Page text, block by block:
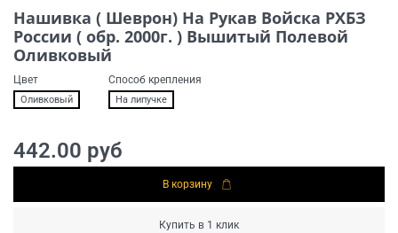
Нашивка ( Шеврон) На Рукав Войска РХБЗ
России ( обр. 2000г. ) Вышитый Полевой
Оливковый
Цвет
Оливковый
Способ крепления
На липучке
442.00 руб
В корзину
Купить в 1 клик